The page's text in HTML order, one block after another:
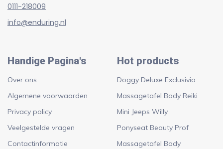
0111-218009
info@enduring.nl
Handige Pagina's
Over ons
Algemene voorwaarden
Privacy policy
Veelgestelde vragen
Contactinformatie
Hot products
Doggy Deluxe Exclusivio
Massagetafel Body Reiki
Mini Jeeps Willy
Ponyseat Beauty Prof
Massagetafel Body